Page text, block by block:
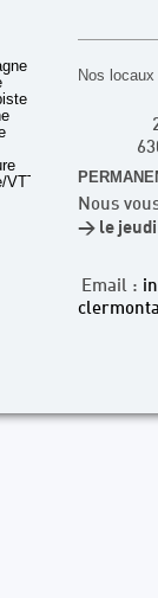
Nos
Nous
> le jeudi
Email :